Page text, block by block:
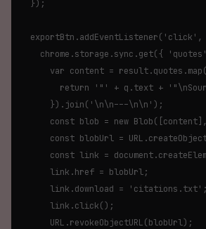
  });
exportBtn.addEventListener('click',
chrome.storage.sync.get({
var content =
return '"' + q.text +
      }).join('\n\n---\n\n');
const blob = new
const blobUrl =
const link =
      link.href = blobUrl;
      link.download = 'citations.txt';
      link.click();
      URL.revokeObjectURL(blobUrl);